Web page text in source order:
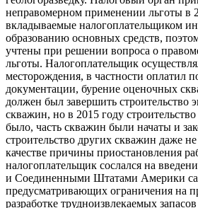
неправомерном применении льготы в
вкладываемые налогоплательщиком
образованию основных средств,
учтены при решении вопроса о
льготы. Налогоплательщик
месторождения, в частности оплатил
документации, бурение оценочных
должен был завершить строительство
скважин, но в 2015 году
было, часть скважин были начаты и
строительство других скважин даже
качестве причины приостановления
налогоплательщик сослался на
и Соединенными Штатами Америки
предусматривающих ограничения на
разработке трудноизвлекаемых